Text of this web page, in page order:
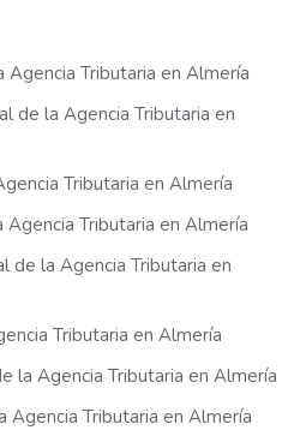
Tributaria en Almería
de la Agencia Tributaria en
Tributaria en Almería
Tributaria en Almería
de la Agencia Tributaria en
Tributaria en Almería
la Agencia Tributaria en Almería
Agencia Tributaria en Almería